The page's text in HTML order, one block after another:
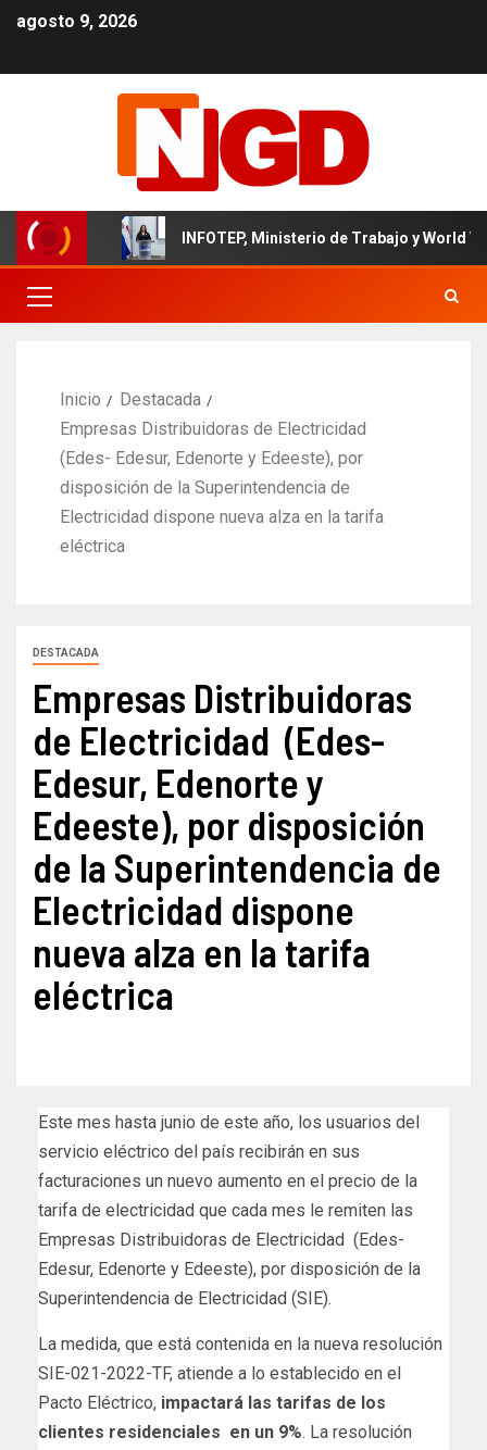
agosto 9, 2026
INFOTEP, Ministerio de Trabajo y World
Inicio
Destacada
Empresas Distribuidoras de Electricidad
(Edes- Edesur, Edenorte y Edeeste), por
disposición de la Superintendencia de
Electricidad dispone nueva alza en la tarifa
eléctrica
DESTACADA
Empresas Distribuidoras
de Electricidad (Edes-
Edesur, Edenorte y
Edeeste), por disposición
de la Superintendencia de
Electricidad dispone
nueva alza en la tarifa
eléctrica
Este mes hasta junio de este año, los usuarios del
servicio eléctrico del país recibirán en sus
facturaciones un nuevo aumento en el precio de la
tarifa de electricidad que cada mes le remiten las
Empresas Distribuidoras de Electricidad (Edes-
Edesur, Edenorte y Edeeste), por disposición de la
Superintendencia de Electricidad (SIE).
La medida, que está contenida en la nueva resolución
SIE-021-2022-TF, atiende a lo establecido en el
Pacto Eléctrico, impactará las tarifas de los
clientes residenciales en un 9%. La resolución